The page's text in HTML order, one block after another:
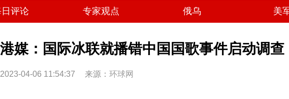
评论 专家观点 俄乌 美
港媒：国际冰联就播错中国国歌事件启动调
2023-04-06 11:54:37 来源： 环球网